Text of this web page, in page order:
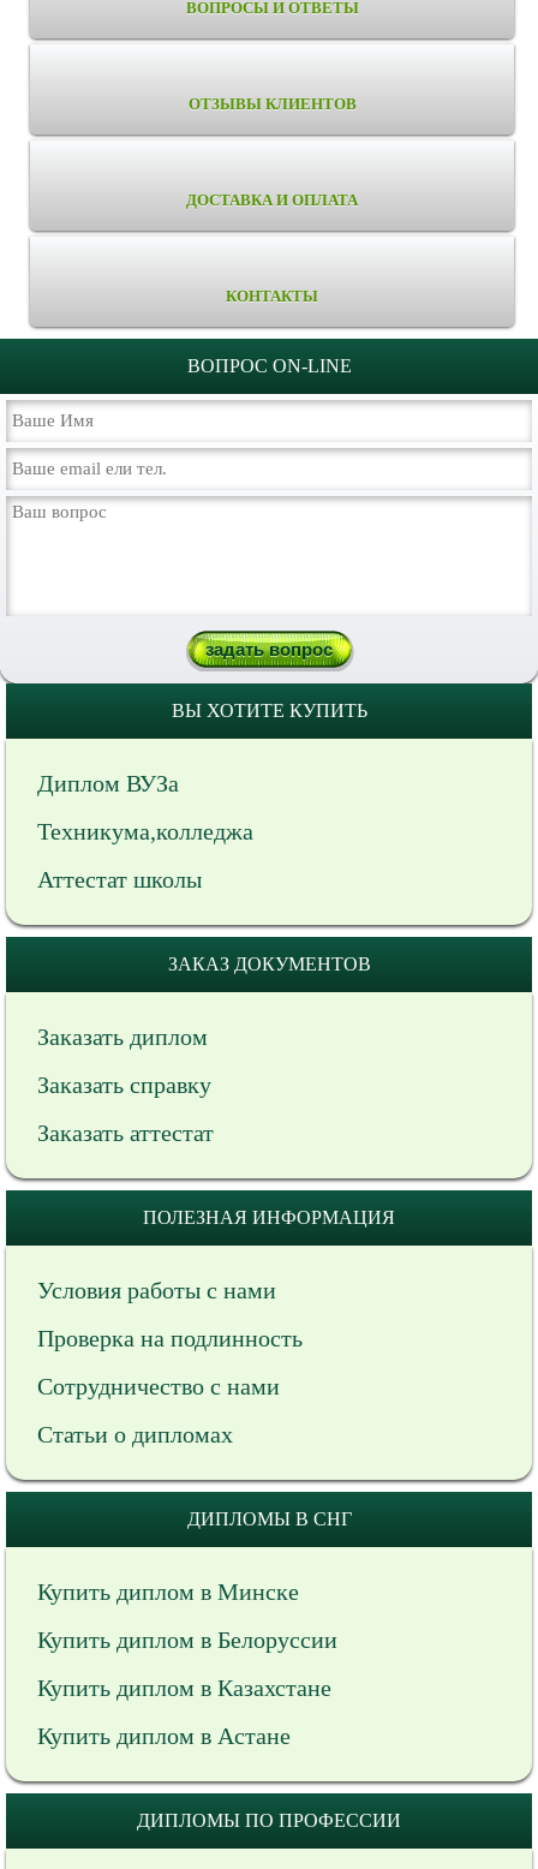
ВОПРОСЫ И ОТВЕТЫ
ОТЗЫВЫ КЛИЕНТОВ
ДОСТАВКА И ОПЛАТА
КОНТАКТЫ
ВОПРОС ON-LINE
ВЫ ХОТИТЕ КУПИТЬ
Диплом ВУЗа
Техникума,колледжа
Аттестат школы
ЗАКАЗ ДОКУМЕНТОВ
Заказать диплом
Заказать справку
Заказать аттестат
ПОЛЕЗНАЯ ИНФОРМАЦИЯ
Условия работы с нами
Проверка на подлинность
Сотрудничество с нами
Статьи о дипломах
ДИПЛОМЫ В СНГ
Купить диплом в Минске
Купить диплом в Белоруссии
Купить диплом в Казахстане
Купить диплом в Астане
ДИПЛОМЫ ПО ПРОФЕССИИ